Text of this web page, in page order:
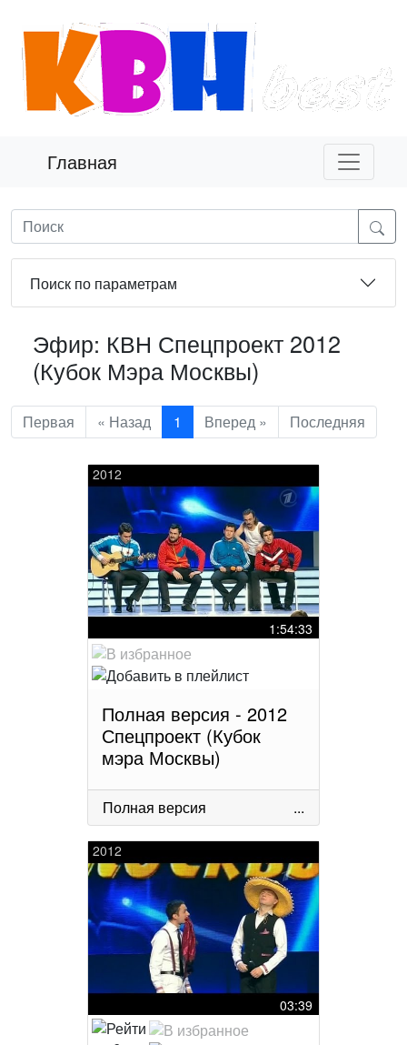
Главная
Поиск по параметрам
Эфир: КВН Спецпроект 2012
(Кубок Мэра Москвы)
Первая « Назад 1 Вперед » Последняя
2012
1:54:33
Полная версия - 2012
Спецпроект (Кубок
мэра Москвы)
Полная версия ...
2012
03:39